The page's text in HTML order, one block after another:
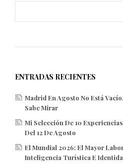
ENTRADAS RECIENTES
Madrid En Agosto No Está
Sabe Mirar
Mi Selección De 10
Del 12 De Agosto
El Mundial 2026: El Mayor
Inteligencia Turística E